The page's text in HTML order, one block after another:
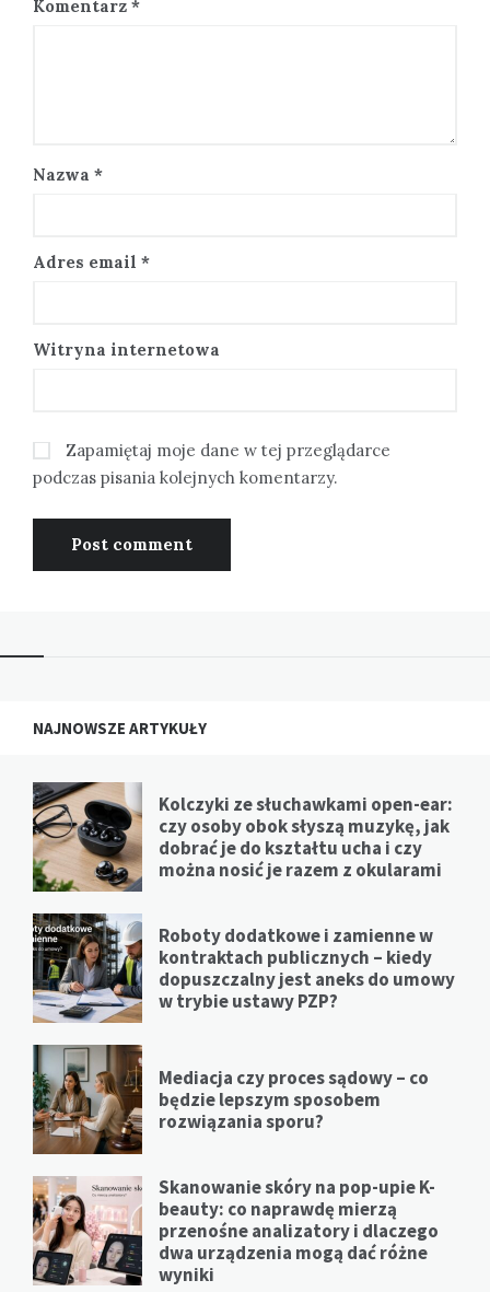
Komentarz *
Nazwa *
Adres email *
Witryna internetowa
Zapamiętaj moje dane w tej przeglądarce
podczas pisania kolejnych komentarzy.
NAJNOWSZE ARTYKUŁY
Kolczyki ze słuchawkami open-ear:
czy osoby obok słyszą muzykę, jak
dobrać je do kształtu ucha i czy
można nosić je razem z okularami
Roboty dodatkowe i zamienne w
kontraktach publicznych – kiedy
dopuszczalny jest aneks do umowy
w trybie ustawy PZP?
Mediacja czy proces sądowy – co
będzie lepszym sposobem
rozwiązania sporu?
Skanowanie skóry na pop-upie K-
beauty: co naprawdę mierzą
przenośne analizatory i dlaczego
dwa urządzenia mogą dać różne
wyniki